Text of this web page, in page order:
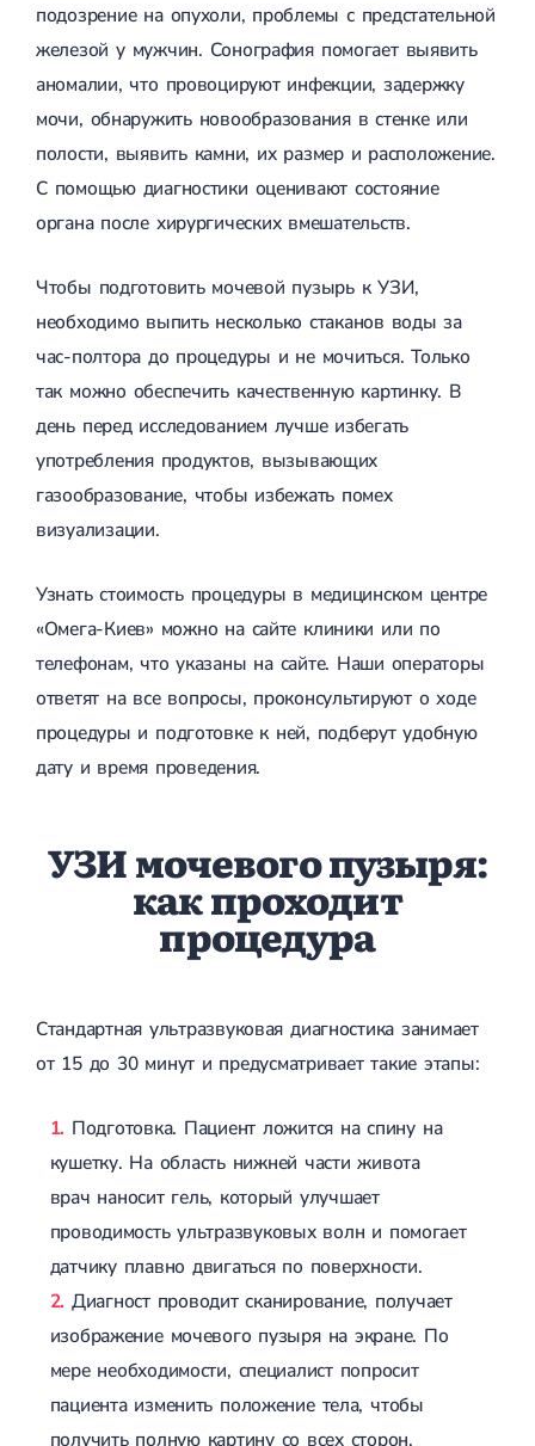
подозрение на опухоли, проблемы с предстательной
железой у мужчин. Сонография помогает выявить
аномалии, что провоцируют инфекции, задержку
мочи, обнаружить новообразования в стенке или
полости, выявить камни, их размер и расположение.
С помощью диагностики оценивают состояние
органа после хирургических вмешательств.
Чтобы подготовить мочевой пузырь к УЗИ,
необходимо выпить несколько стаканов воды за
час-полтора до процедуры и не мочиться. Только
так можно обеспечить качественную картинку. В
день перед исследованием лучше избегать
употребления продуктов, вызывающих
газообразование, чтобы избежать помех
визуализации.
Узнать стоимость процедуры в медицинском центре
«Омега-Киев» можно на сайте клиники или по
телефонам, что указаны на сайте. Наши операторы
ответят на все вопросы, проконсультируют о ходе
процедуры и подготовке к ней, подберут удобную
дату и время проведения.
УЗИ мочевого пузыря:
как проходит
процедура
Стандартная ультразвуковая диагностика занимает
от 15 до 30 минут и предусматривает такие этапы:
Подготовка. Пациент ложится на спину на
кушетку. На область нижней части живота
врач наносит гель, который улучшает
проводимость ультразвуковых волн и помогает
датчику плавно двигаться по поверхности.
Диагност проводит сканирование, получает
изображение мочевого пузыря на экране. По
мере необходимости, специалист попросит
пациента изменить положение тела, чтобы
получить полную картину со всех сторон.